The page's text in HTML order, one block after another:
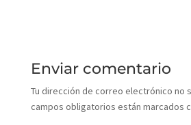
Enviar comentario
Tu dirección de correo electrónico no
campos obligatorios están marcados